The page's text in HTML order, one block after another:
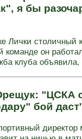
я бы
Лички столичный
команде он
клуба
"ЦСКА
бой
директор